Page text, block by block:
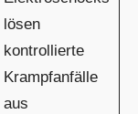
lösen
kontrollierte
Krampfanfälle
aus